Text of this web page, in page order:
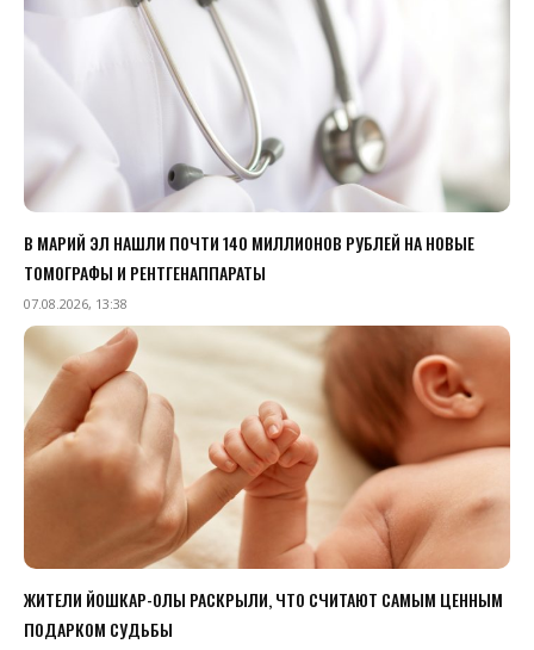
В МАРИЙ ЭЛ НАШЛИ ПОЧТИ 140 МИЛЛИОНОВ РУБЛЕЙ НА НОВЫЕ
ТОМОГРАФЫ И РЕНТГЕНАППАРАТЫ
07.08.2026, 13:38
ЖИТЕЛИ ЙОШКАР-ОЛЫ РАСКРЫЛИ, ЧТО СЧИТАЮТ САМЫМ ЦЕННЫМ
ПОДАРКОМ СУДЬБЫ